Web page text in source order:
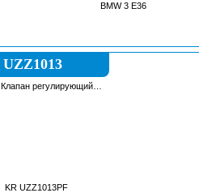
BMW 3 E36
UZZ1013
Клапан регулирующий
KR UZZ1013PF